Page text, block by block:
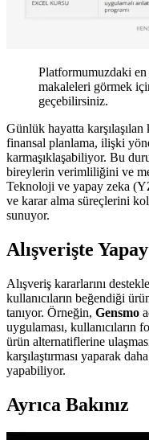
Platformumuzdaki
makaleleri görmek
geçebilirsiniz.
Günlük hayatta
finansal planlama, ilişki
karmaşıklaşabiliyor. Bu
bireylerin verimliliğini ve
Teknoloji ve yapay zeka
ve karar alma süreçlerini
sunuyor.
Alışverişte
Alışveriş kararlarını
kullanıcıların beğendiği
tanıyor. Örneğin, Gensmo
uygulaması,
ürün alternatiflerine
karşılaştırması yaparak
yapabiliyor.
Ayrıca Bakınız